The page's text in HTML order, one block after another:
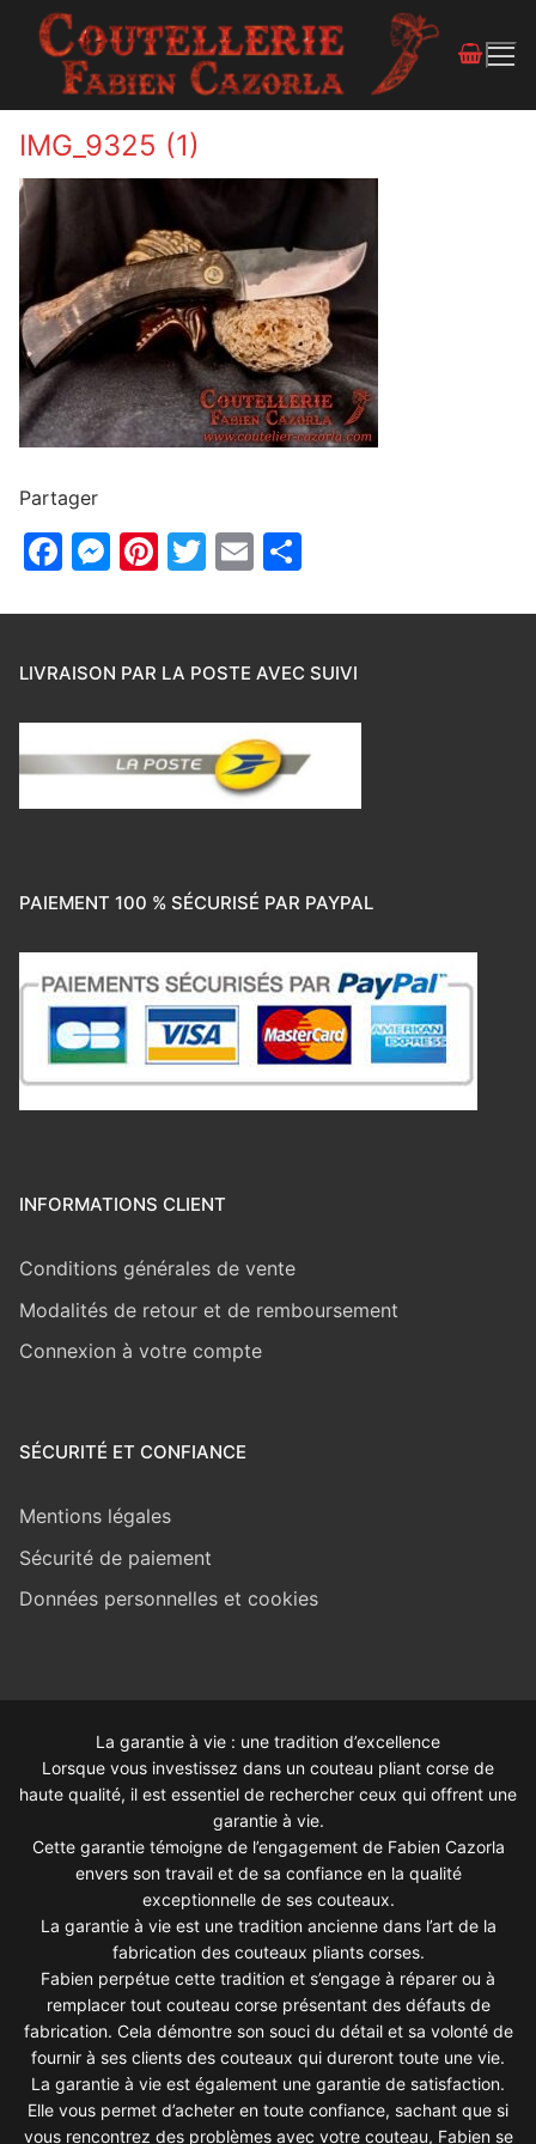
IMG_9325 (1)
Partager
Facebook
Messenger
Pinterest
Twitter
Email
LIVRAISON PAR LA POSTE AVEC SUIVI
PAIEMENT 100 % SÉCURISÉ PAR PAYPAL
INFORMATIONS CLIENT
Conditions générales de vente
Modalités de retour et de remboursement
Connexion à votre compte
SÉCURITÉ ET CONFIANCE
Mentions légales
Sécurité de paiement
Données personnelles et cookies
La garantie à vie : une tradition d’excellence
Lorsque vous investissez dans un couteau pliant corse de
haute qualité, il est essentiel de rechercher ceux qui offrent une
garantie à vie.
Cette garantie témoigne de l’engagement de Fabien Cazorla
envers son travail et de sa confiance en la qualité
exceptionnelle de ses couteaux.
La garantie à vie est une tradition ancienne dans l’art de la
fabrication des couteaux pliants corses.
Fabien perpétue cette tradition et s’engage à réparer ou à
remplacer tout couteau corse présentant des défauts de
fabrication. Cela démontre son souci du détail et sa volonté de
fournir à ses clients des couteaux qui dureront toute une vie.
La garantie à vie est également une garantie de satisfaction.
Elle vous permet d’acheter en toute confiance, sachant que si
vous rencontrez des problèmes avec votre couteau, Fabien se